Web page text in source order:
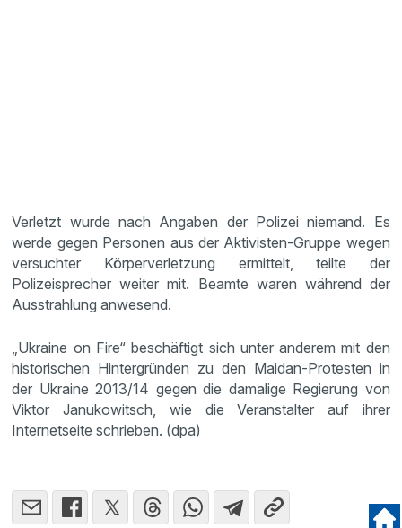
Verletzt wurde nach Angaben der Polizei niemand. Es
werde gegen Personen aus der Aktivisten-Gruppe wegen
versuchter Körperverletzung ermittelt, teilte der
Polizeisprecher weiter mit. Beamte waren während der
Ausstrahlung anwesend.
„Ukraine on Fire“ beschäftigt sich unter anderem mit den
historischen Hintergründen zu den Maidan-Protesten in
der Ukraine 2013/14 gegen die damalige Regierung von
Viktor Janukowitsch, wie die Veranstalter auf ihrer
Internetseite schrieben. (dpa)